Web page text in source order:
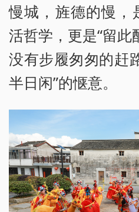
慢城，旌德的慢，
活哲学，更是“留此
没有步履匆匆的赶
半日闲”的惬意。